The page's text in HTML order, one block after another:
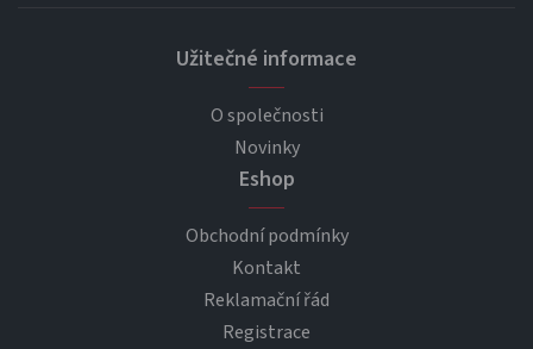
Užitečné informace
O společnosti
Novinky
Eshop
Obchodní podmínky
Kontakt
Reklamační řád
Registrace